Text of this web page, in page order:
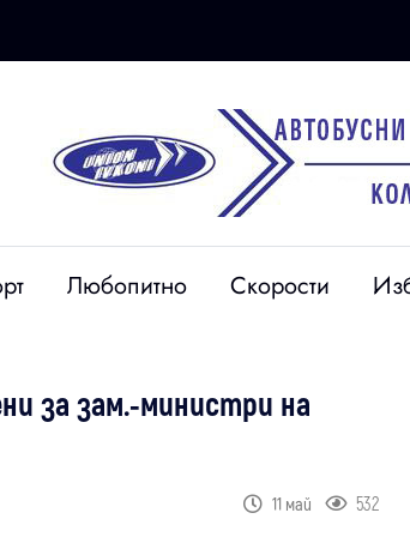
Любопитно Скорости
за зам.-министри на
11 май 532